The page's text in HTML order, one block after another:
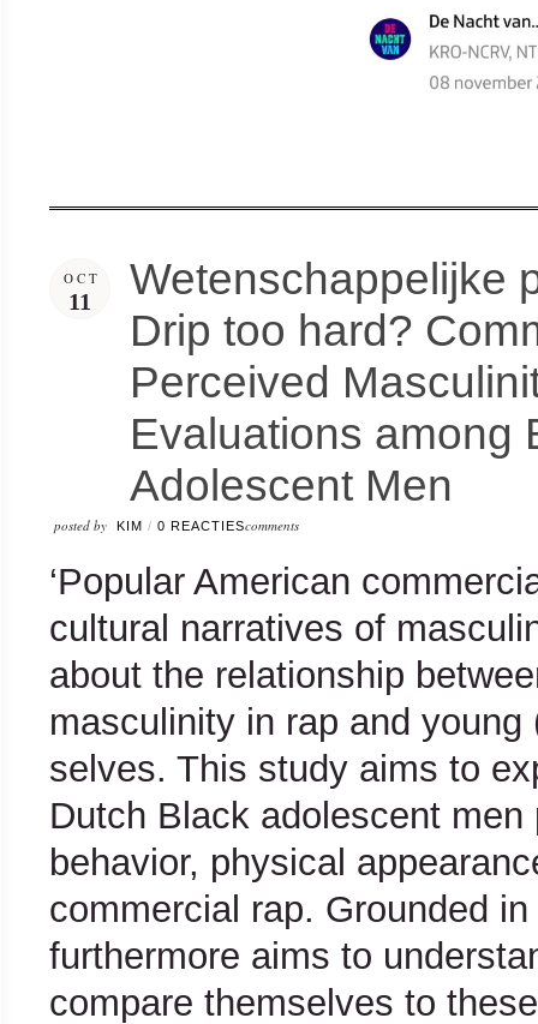
OCT
11
Wetenschappelijke
Drip too hard?
Perceived
Evaluations among
Adolescent Men
posted by KIM / 0 REACTIEScomments
‘Popular American
cultural narratives of
about the relationship
masculinity in rap and
selves. This study aims to
Dutch Black adolescent
behavior, physical
commercial rap. Grounded
furthermore aims to
compare themselves to